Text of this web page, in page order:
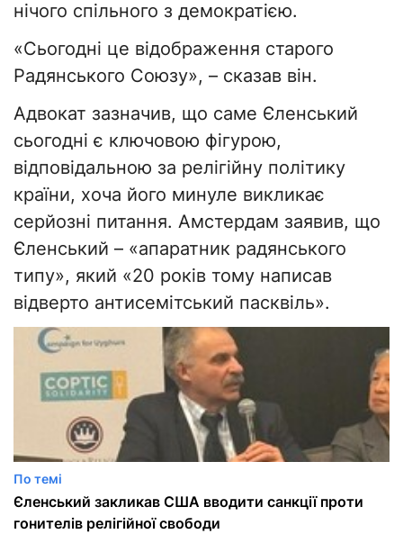
нічого спільного з демократією.
«Сьогодні це відображення старого
Радянського Союзу», – сказав він.
Адвокат зазначив, що саме Єленський
сьогодні є ключовою фігурою,
відповідальною за релігійну політику
країни, хоча його минуле викликає
серйозні питання. Амстердам заявив, що
Єленський – «апаратник радянського
типу», який «20 років тому написав
відверто антисемітський пасквіль».
По темі
Єленський закликав США вводити санкції проти
гонителів релігійної свободи